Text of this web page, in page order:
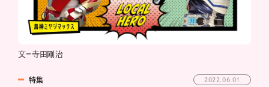
文＝寺田剛治
特集 2022.06.01